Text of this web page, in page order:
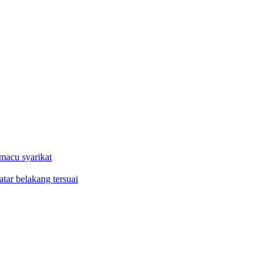
syarikat
belakang tersuai